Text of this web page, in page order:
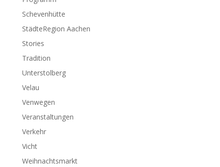
Schevenhütte
StädteRegion Aachen
Stories
Tradition
Unterstolberg
Velau
Venwegen
Veranstaltungen
Verkehr
Vicht
Weihnachtsmarkt